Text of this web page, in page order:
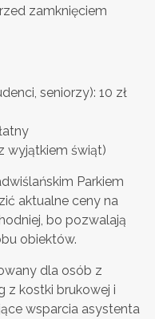
zamknięciem
seniorzy): 10 zł
wyjątkiem świąt)
Parkiem
aktualne ceny na
bo pozwalają
obiektów.
dla osób z
z kostki brukowej i
wsparcia asystenta